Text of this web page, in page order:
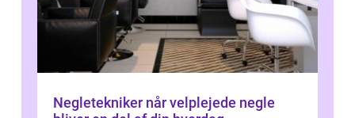
Negletekniker når velplejede negle